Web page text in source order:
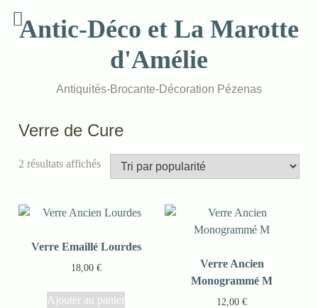
contentAntic-Déco et La Marotte
d'Amélie
Antiquités-Brocante-Décoration Pézenas
Verre de Cure
2 résultats affichés
Verre Emaillé Lourdes
18,00 €
Ajouter au panier
Verre Ancien
Monogrammé M
12,00€